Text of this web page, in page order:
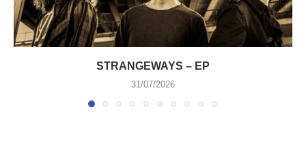
STRANGEWAYS – EP
31/07/2026